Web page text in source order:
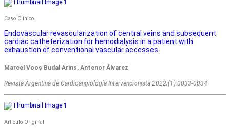
Caso Clínico
Endovascular revascularization of central veins and subsequent
cardiac catheterization for hemodialysis in a patient with
exhaustion of conventional vascular accesses
Marcel Voos Budal Arins, Antenor Álvarez
Revista Argentina de Cardioangiologí­a Intervencionista 2022;(1):0033-0034
Artículo Original